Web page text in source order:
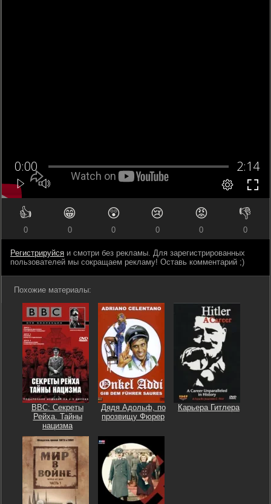
👍
0
😁
0
😲
0
😢
0
😡
0
👎
0
Регистрируйся и смотри без рекламы. Для зарегистрированных
пользователей мы сокращаем рекламу! Оставь комментарий ;)
Похожие материалы:
BBC: Секреты
Рейха. Тайны
нацизма
Дядя Адольф, по
прозвищу Фюрер
Карьера Гитлера